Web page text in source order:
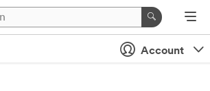
Account